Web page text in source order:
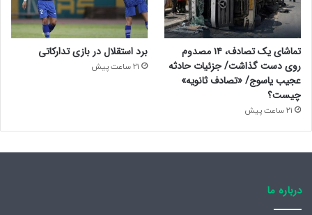
او باشد باید یادآور شد اگرچه کسانی از مطهری الفاظی در نکوهش
شریعتی شنیده یا خوانده‌اند ولی هرگز و هرگز شریعتی کلمه‌ای
دربارۀ مطهری نگفت و اساسا اهل غیبت نبود و از این رو همان
گونه که ترور مطهری به نام علاقه به اندیشه شریعتی جفا به او
بود این هم روا نیست.
بله. مطهری چریک نبود. انقلابی به معنی چه‌گوارایی کلمه نبود.
قطعا هم به اندازه آقایان خامنه‌ای و هاشمی ضد رژیم نبود. اینها
همه درست. اما آخوند شاهی هم هرگز درست نیست. حتی پیش
تماشای یک تصادف، ۱۴ مصدوم
روی دست گذاشت/ جزئیات حادثه
عجیب یاسوج/ «تصادف ثانویه»
چیست؟
21 ساعت پیش
برد استقلال در بازی تدارکاتی
21 ساعت پیش
درباره ما